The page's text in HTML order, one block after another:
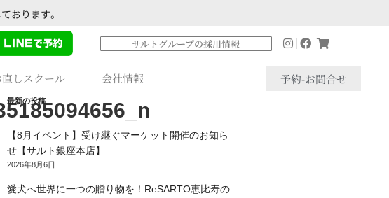
おります。
サルトグループの採用情報
直しスクール 会社情報 予約-お問合せ
最新の投稿
【8月イベント】受け継ぐマーケット開催のお知ら
せ【サルト銀座本店】
2026年8月6日
愛犬へ世界に一つの贈り物を！ReSARTO恵比寿の